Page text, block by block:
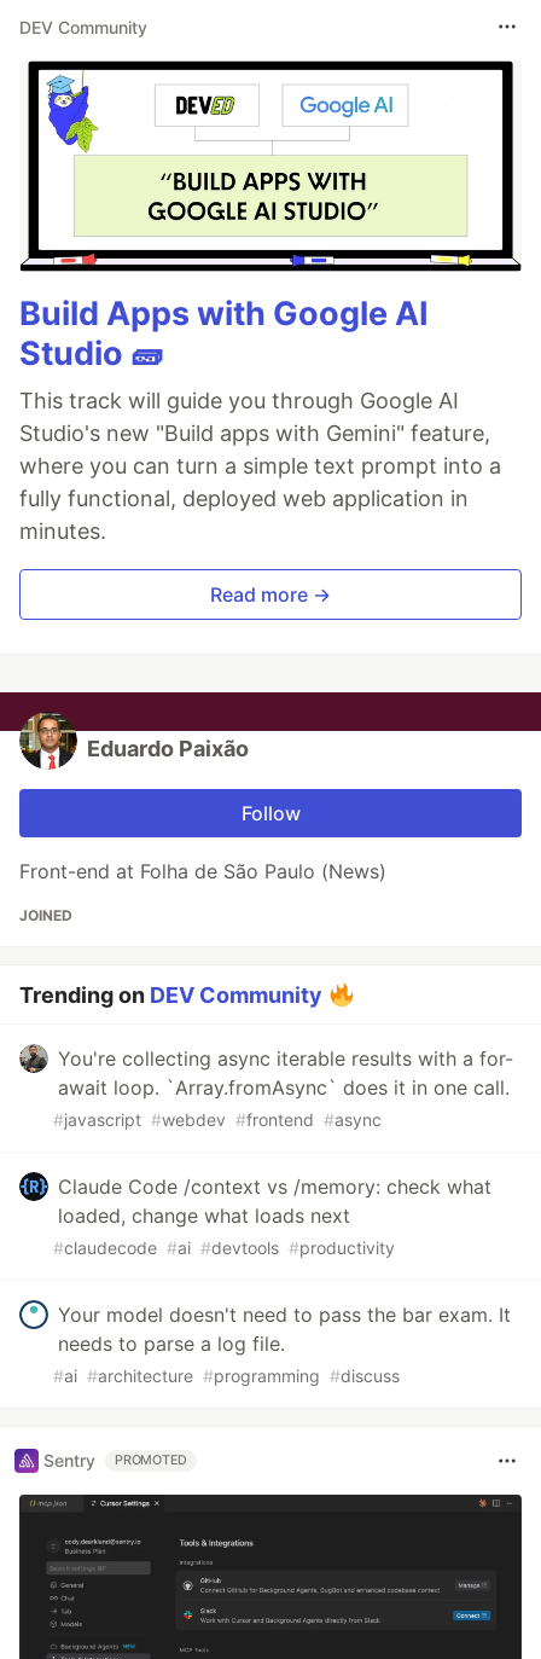
DEV Community
Build Apps with Google AI
Studio 🧱
This track will guide you through Google AI
Studio's new "Build apps with Gemini" feature,
where you can turn a simple text prompt into a
fully functional, deployed web application in
minutes.
Read more →
Eduardo Paixão
Follow
Front-end at Folha de São Paulo (News)
JOINED
Trending on DEV Community
You're collecting async iterable results with a for-
await loop. `Array.fromAsync` does it in one call.
#javascript #webdev #frontend #async
Claude Code /context vs /memory: check what
loaded, change what loads next
#claudecode #ai #devtools #productivity
Your model doesn't need to pass the bar exam. It
needs to parse a log file.
#ai #architecture #programming #discuss
Sentry PROMOTED